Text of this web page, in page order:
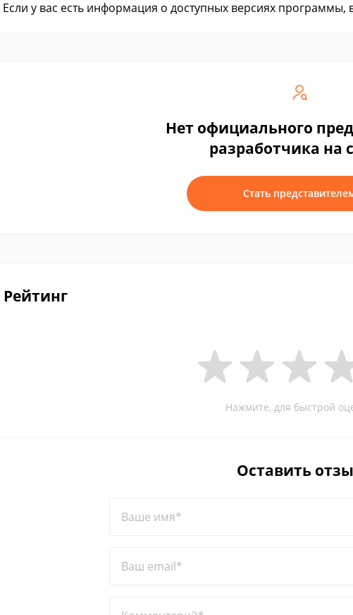
Если у вас есть информация о доступных версиях программы,
Нет официального
разработчика на
Стать
Рейтинг
Нажмите, для быстрой
Оставить
Ваше имя*
Ваш email*